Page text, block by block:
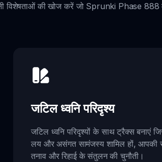
विशेषताओं की खोज करें जो Sprunki Phase 888
जटिल ध्वनि परिदृश्य
जटिल ध्वनि परिदृश्यों के साथ ट्रैक्स बनाएं
लय और असंगत सामंजस्य शामिल हों, आपकी
तनाव और रिहाई के संतुलन की चुनौती।